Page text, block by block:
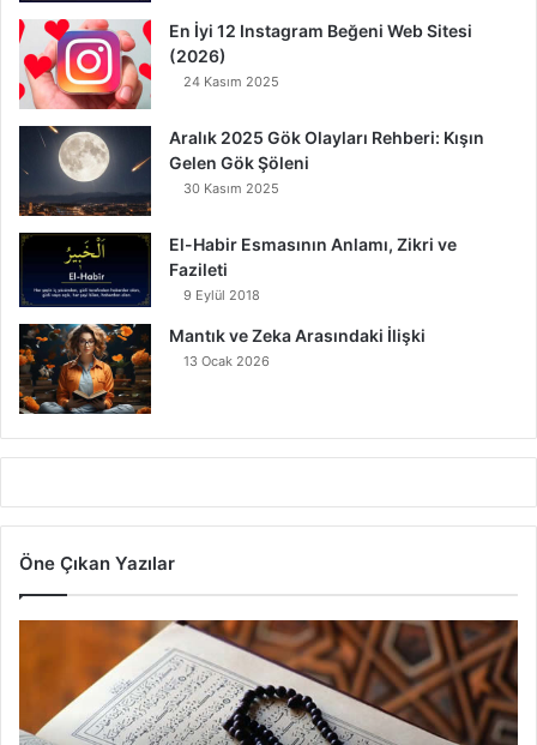
En İyi 12 Instagram Beğeni Web Sitesi
(2026)
24 Kasım 2025
Aralık 2025 Gök Olayları Rehberi: Kışın
Gelen Gök Şöleni
30 Kasım 2025
El-Habir Esmasının Anlamı, Zikri ve
Fazileti
9 Eylül 2018
Mantık ve Zeka Arasındaki İlişki
13 Ocak 2026
Öne Çıkan Yazılar
Gök